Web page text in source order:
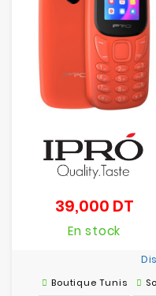
39,000 DTPrix
En stock
Boutique Tunis